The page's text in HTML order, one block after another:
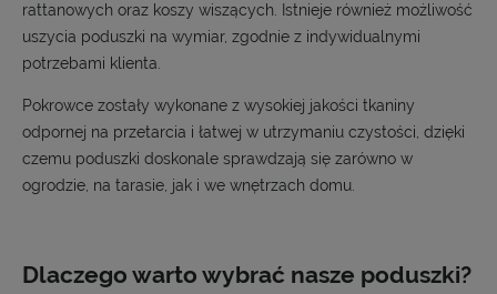
rattanowych oraz koszy wiszących. Istnieje również możliwość
uszycia poduszki na wymiar, zgodnie z indywidualnymi
potrzebami klienta.
Pokrowce zostały wykonane z wysokiej jakości tkaniny
odpornej na przetarcia i łatwej w utrzymaniu czystości, dzięki
czemu poduszki doskonale sprawdzają się zarówno w
ogrodzie, na tarasie, jak i we wnętrzach domu.
Dlaczego warto wybrać nasze poduszki?